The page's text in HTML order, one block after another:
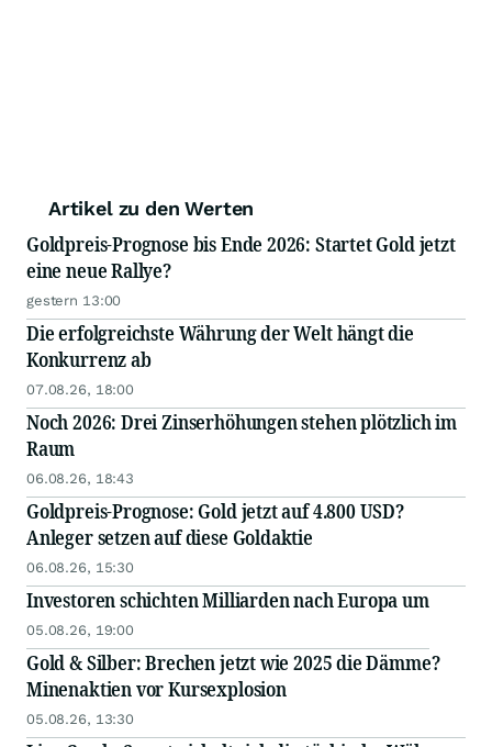
Artikel zu den Werten
Goldpreis-Prognose bis Ende 2026: Startet Gold jetzt
eine neue Rallye?
gestern 13:00
Die erfolgreichste Währung der Welt hängt die
Konkurrenz ab
07.08.26, 18:00
Noch 2026: Drei Zinserhöhungen stehen plötzlich im
Raum
06.08.26, 18:43
Goldpreis-Prognose: Gold jetzt auf 4.800 USD?
Anleger setzen auf diese Goldaktie
06.08.26, 15:30
Investoren schichten Milliarden nach Europa um
05.08.26, 19:00
Gold & Silber: Brechen jetzt wie 2025 die Dämme?
Minenaktien vor Kursexplosion
05.08.26, 13:30